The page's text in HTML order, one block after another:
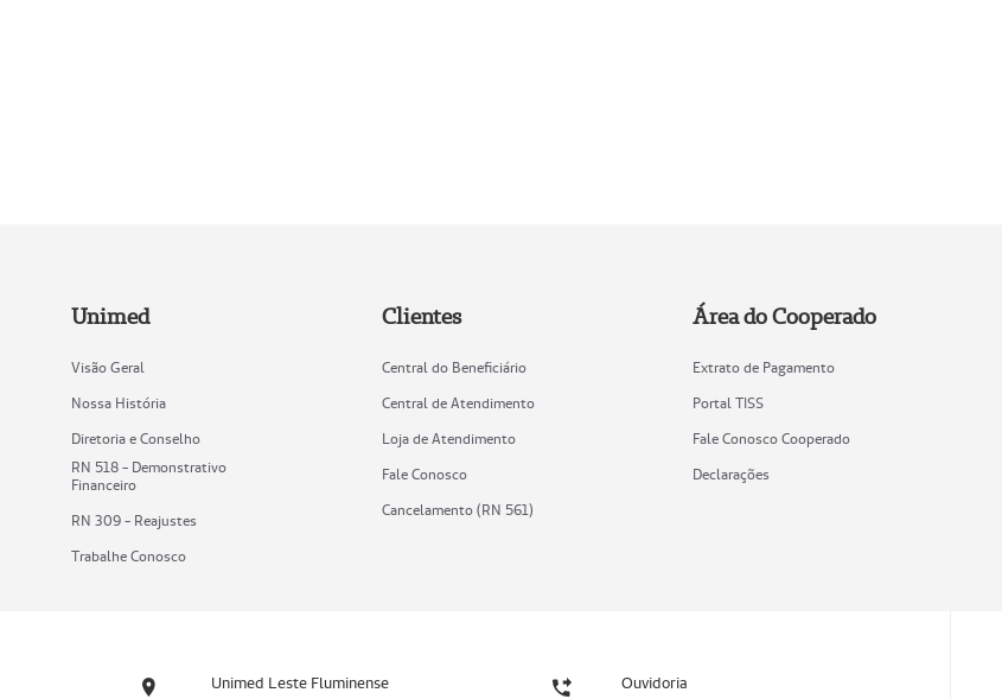
Unimed
Visão Geral
Nossa História
Diretoria e Conselho
RN 518 - Demonstrativo
Financeiro
RN 309 - Reajustes
Trabalhe Conosco
Clientes
Central do Beneficiário
Central de Atendimento
Loja de Atendimento
Fale Conosco
Cancelamento (RN 561)
Área do Cooperado
Extrato de Pagamento
Portal TISS
Fale Conosco Cooperado
Declarações
Unimed Leste Fluminense Ouvidoria